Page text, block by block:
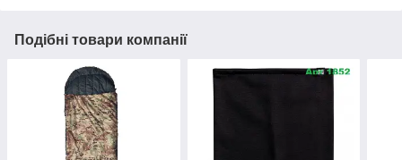
Подібні товари компанії